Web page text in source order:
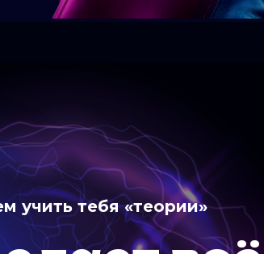
учить тебя «теории»